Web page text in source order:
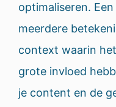
optimaliseren.
meerdere
context waarin
grote invloed
je content en de